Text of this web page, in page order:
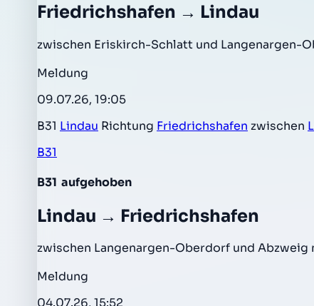
Friedrichshafen → Lindau
zwischen Eriskirch-Schlatt und Langenargen-
Meldung
09.07.26, 19:05
B31 Lindau Richtung Friedrichshafen zwischen
B31
B31 aufgehoben
Lindau → Friedrichshafen
zwischen Langenargen-Oberdorf und
Meldung
04.07.26, 15:52